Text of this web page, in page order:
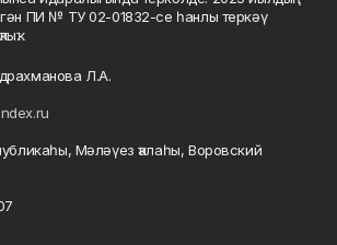
ПИ № ТУ 02-01832-се һанлы теркәү
Л.А.
Мәләүез ҡалаһы, Воровский